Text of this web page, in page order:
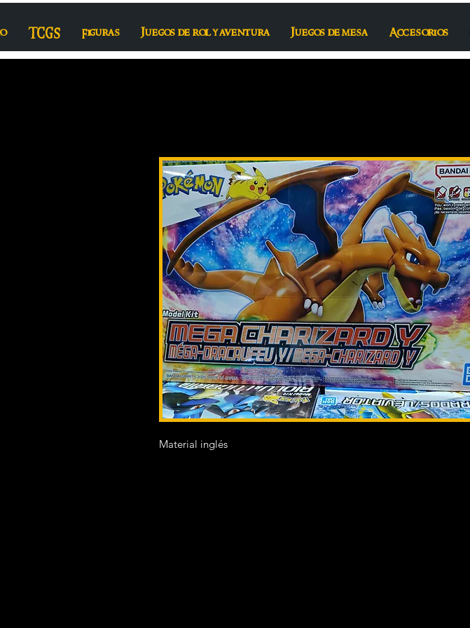
TCGS Figuras Juegos de rol y aventura Juegos de mesa Accesorios
Material inglés